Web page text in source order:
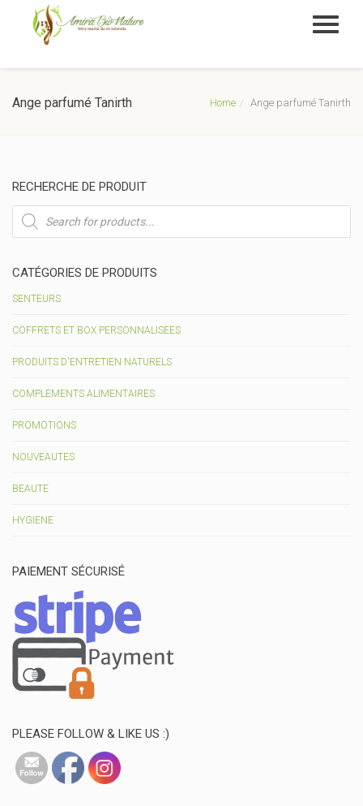
Ange parfumé Tanirth Home Ange parfumé Tanirth
RECHERCHE DE PRODUIT
Recherche
de
produits
CATÉGORIES DE PRODUITS
SENTEURS
COFFRETS ET BOX PERSONNALISEES
PRODUITS D'ENTRETIEN NATURELS
COMPLEMENTS ALIMENTAIRES
PROMOTIONS
NOUVEAUTES
BEAUTE
HYGIENE
PAIEMENT SÉCURISÉ
PLEASE FOLLOW & LIKE US :)